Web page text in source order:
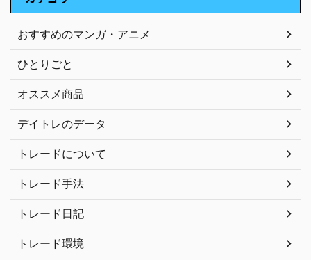
おすすめのマンガ・アニメ
ひとりごと
オススメ商品
デイトレのデータ
トレードについて
トレード手法
トレード日記
トレード環境